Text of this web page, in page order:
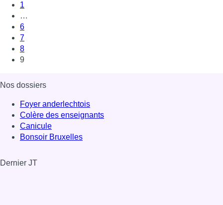
1
…
6
7
8
9
Nos dossiers
Foyer anderlechtois
Colère des enseignants
Canicule
Bonsoir Bruxelles
Dernier JT